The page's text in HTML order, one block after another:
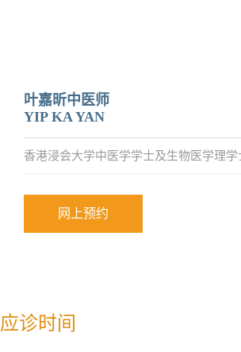
叶嘉昕中医师
YIP KA YAN
香港浸会大学中医学学士及生物医学理学
网上预约
应诊时间